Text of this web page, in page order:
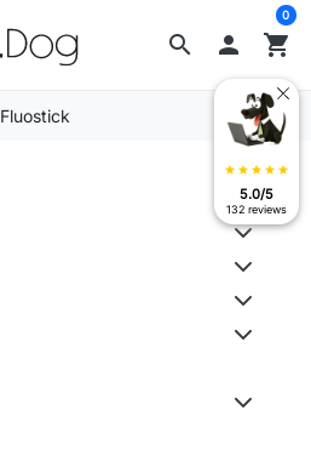
search  shopping_cart
0
Fluostick
star star star star star
5.0/5
132 reviews